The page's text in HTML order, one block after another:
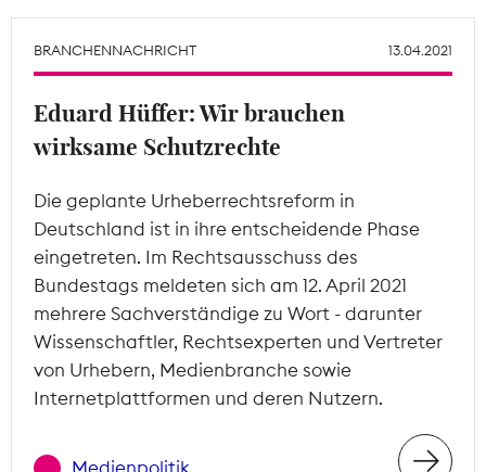
BRANCHENNACHRICHT 13.04.2021
Eduard Hüffer: Wir brauchen
wirksame Schutzrechte
Die geplante Urheberrechtsreform in
Deutschland ist in ihre entscheidende Phase
eingetreten. Im Rechtsausschuss des
Bundestags meldeten sich am 12. April 2021
mehrere Sachverständige zu Wort - darunter
Wissenschaftler, Rechtsexperten und Vertreter
von Urhebern, Medienbranche sowie
Internetplattformen und deren Nutzern.